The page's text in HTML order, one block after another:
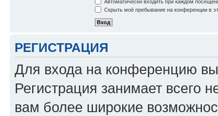
Автоматически входить при каждом
Скрыть моё пребывание на конференции в
РЕГИСТРАЦИЯ
Для входа на конференцию
Регистрация занимает всего
вам более широкие